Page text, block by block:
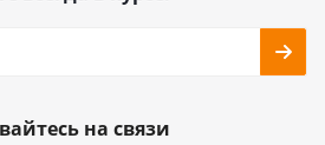
на связи